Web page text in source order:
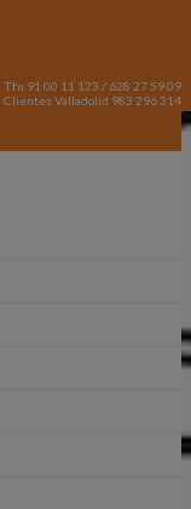
Tfn 91 00 11 123 / 628 27 59 09
Clientes Valladolid 983 296 314